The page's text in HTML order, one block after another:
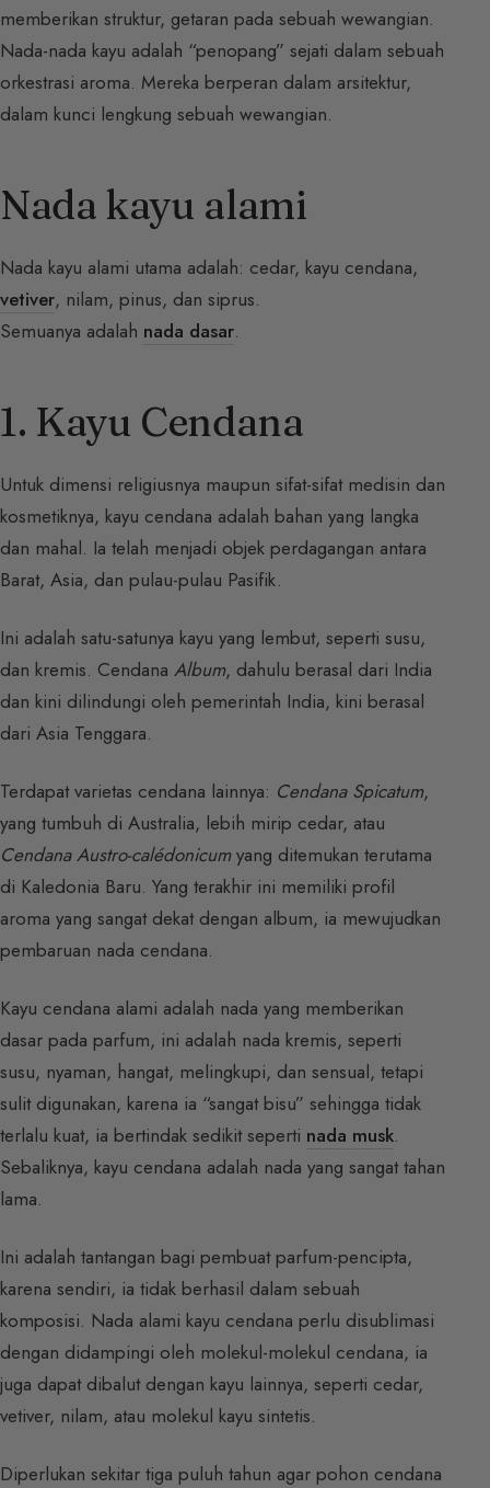
memberikan struktur, getaran pada sebuah wewangian.
Nada-nada kayu adalah “penopang” sejati dalam sebuah
orkestrasi aroma. Mereka berperan dalam arsitektur,
dalam kunci lengkung sebuah wewangian.
Nada kayu alami
Nada kayu alami utama adalah: cedar, kayu cendana,
vetiver, nilam, pinus, dan siprus.
Semuanya adalah nada dasar.
1. Kayu Cendana
Untuk dimensi religiusnya maupun sifat-sifat medisin dan
kosmetiknya, kayu cendana adalah bahan yang langka
dan mahal. Ia telah menjadi objek perdagangan antara
Barat, Asia, dan pulau-pulau Pasifik.
Ini adalah satu-satunya kayu yang lembut, seperti susu,
dan kremis. Cendana Album, dahulu berasal dari India
dan kini dilindungi oleh pemerintah India, kini berasal
dari Asia Tenggara.
Terdapat varietas cendana lainnya: Cendana Spicatum,
yang tumbuh di Australia, lebih mirip cedar, atau
Cendana Austro-calédonicumyang ditemukan terutama
di Kaledonia Baru. Yang terakhir ini memiliki profil
aroma yang sangat dekat dengan album, ia mewujudkan
pembaruan nada cendana.
Kayu cendana alami adalah nada yang memberikan
dasar pada parfum, ini adalah nada kremis, seperti
susu, nyaman, hangat, melingkupi, dan sensual, tetapi
sulit digunakan, karena ia “sangat bisu” sehingga tidak
terlalu kuat, ia bertindak sedikit seperti nada musk.
Sebaliknya, kayu cendana adalah nada yang sangat tahan
lama.
Ini adalah tantangan bagi pembuat parfum-pencipta,
karena sendiri, ia tidak berhasil dalam sebuah
komposisi. Nada alami kayu cendana perlu disublimasi
dengan didampingi oleh molekul-molekul cendana, ia
juga dapat dibalut dengan kayu lainnya, seperti cedar,
vetiver, nilam, atau molekul kayu sintetis.
Diperlukan sekitar tiga puluh tahun agar pohon cendana